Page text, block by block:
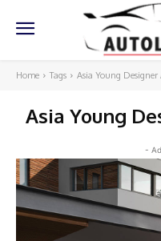
Home Tags Asia Young Designer
Asia Young
-